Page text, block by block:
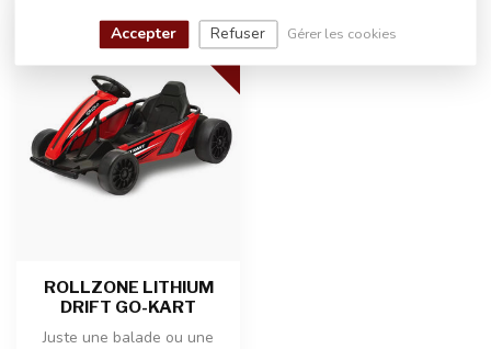
LITHIUM
ROLLZONE LITHIUM
DRIFT GO-KART
Juste une balade ou une
Accepter Refuser Gérer les cookies